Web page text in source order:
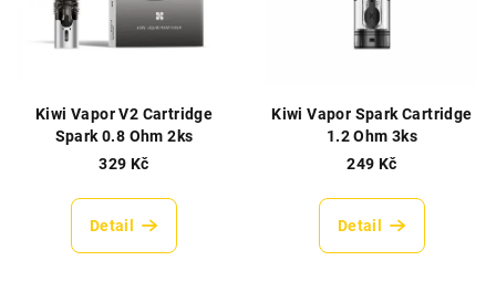
Kiwi Vapor V2 Cartridge
Spark 0.8 Ohm 2ks
329 Kč
Detail
Kiwi Vapor Spark Cartridge
1.2 Ohm 3ks
249 Kč
Detail